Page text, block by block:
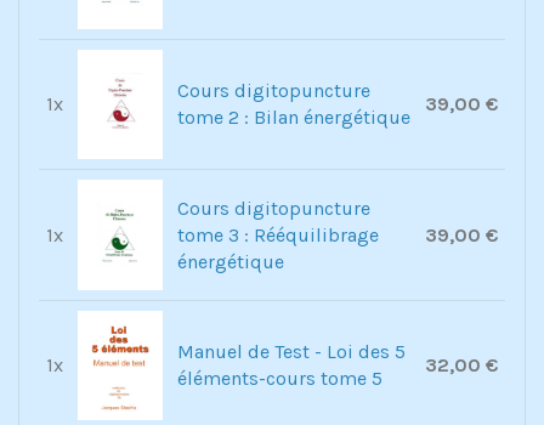
1x
Cours digitopuncture
tome 2 : Bilan énergétique
39,00 €
1x
Cours digitopuncture
tome 3 : Rééquilibrage
énergétique
39,00 €
1x
Manuel de Test - Loi des 5
éléments-cours tome 5
32,00 €